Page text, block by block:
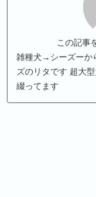
この記事
雑種犬→シーズーか
ズのリタです 超大
綴ってます